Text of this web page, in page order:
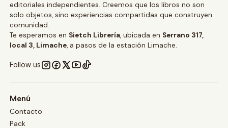
editoriales independientes. Creemos que los libros no son
solo objetos, sino experiencias compartidas que construyen
comunidad.
Te esperamos en Sietch Librería, ubicada en Serrano 317,
local 3, Limache, a pasos de la estación Limache.
Follow us
Menú
Contacto
Pack